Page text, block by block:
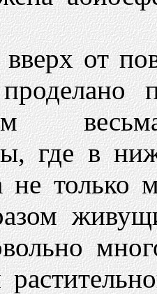
вверх от
где в
не только